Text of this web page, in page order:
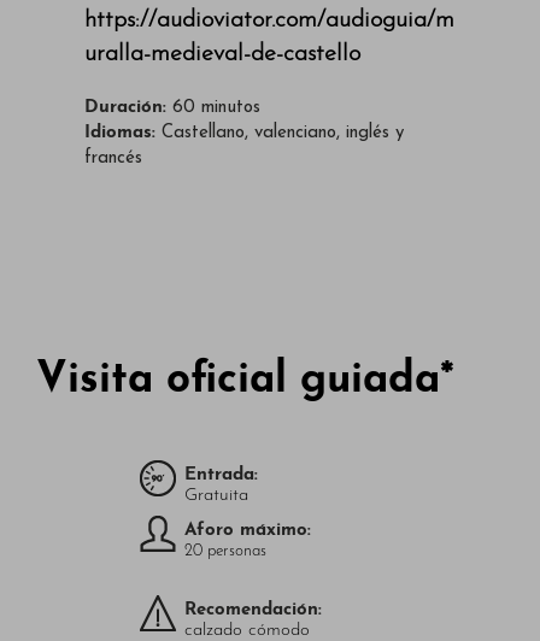
https://audioviator.com/audioguia/m
uralla-medieval-de-castello
Duración: 60 minutos
Idiomas: Castellano, valenciano, inglés y
francés
Visita oficial guiada*
Entrada:
Gratuita
Aforo máximo:
20 personas
Recomendación:
calzado cómodo